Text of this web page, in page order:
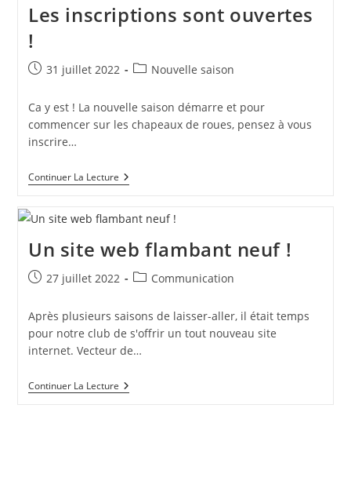
Les inscriptions sont ouvertes
!
Publication
31 juillet 2022
PostNouvelle saison
Ca y est ! La nouvelle saison démarre et pour
commencer sur les chapeaux de roues, pensez à vous
inscrire…
Continuer La LectureLes
Inscriptions
Ouvertes
!
Un site web flambant neuf !
Publication
27 juillet 2022
PostCommunication
Après plusieurs saisons de laisser-aller, il était temps
pour notre club de s'offrir un tout nouveau site
internet. Vecteur de…
Continuer La LectureUn
Site